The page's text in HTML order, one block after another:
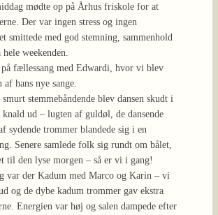
mødte op på Århus friskole for at
Der var ingen stress og ingen
smittede med god stemning, sammenhold
weekenden.
på fællessang med Edwardi, hvor vi blev
hans nye sange.
stemmebåndende blev dansen skudt i
knald ud – lugten af guldøl, de dansende
sydende trommer blandede sig i en
Senere samlede folk sig rundt om bålet,
til den lyse morgen – så er vi i gang!
var der Kadum med Marco og Karin – vi
og de dybe kadum trommer gav ekstra
Energien var høj og salen dampede efter